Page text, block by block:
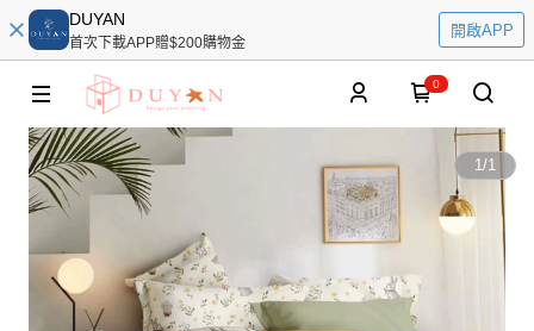
DUYAN
首次下載APP贈$200購物金
開啟APP
0
1/1